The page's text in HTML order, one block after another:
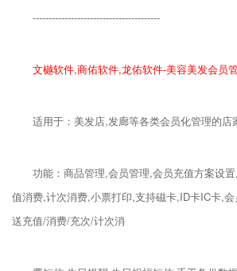
----------------------------------------
文樾软件,商佑软件,龙佑软件-美容美发会员
适用于：美发店,发廊等各类会员化管理的店
功能：商品管理,会员管理,会员充值方案设
值消费,计次消费,小票打印,支持磁卡,ID卡IC卡,
送充值/消费/充次/计次消